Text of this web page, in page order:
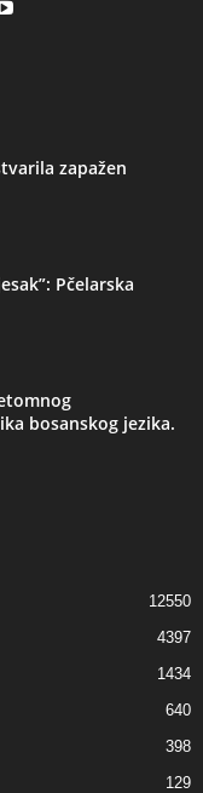
zapažen
Pčelarska
bosanskog jezika.
12550
4397
1434
640
398
129